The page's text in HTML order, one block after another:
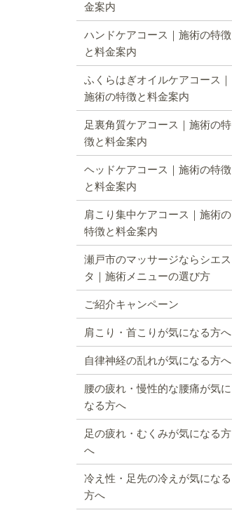
金案内
ハンドケアコース｜施術の特徴
と料金案内
ふくらはぎオイルケアコース｜
施術の特徴と料金案内
足裏角質ケアコース｜施術の特
徴と料金案内
ヘッドケアコース｜施術の特徴
と料金案内
肩こり集中ケアコース｜施術の
特徴と料金案内
瀬戸市のマッサージならシエス
タ｜施術メニューの選び方
ご紹介キャンペーン
肩こり・首こりが気になる方へ
自律神経の乱れが気になる方へ
腰の疲れ・慢性的な腰痛が気に
なる方へ
足の疲れ・むくみが気になる方
へ
冷え性・足先の冷えが気になる
方へ